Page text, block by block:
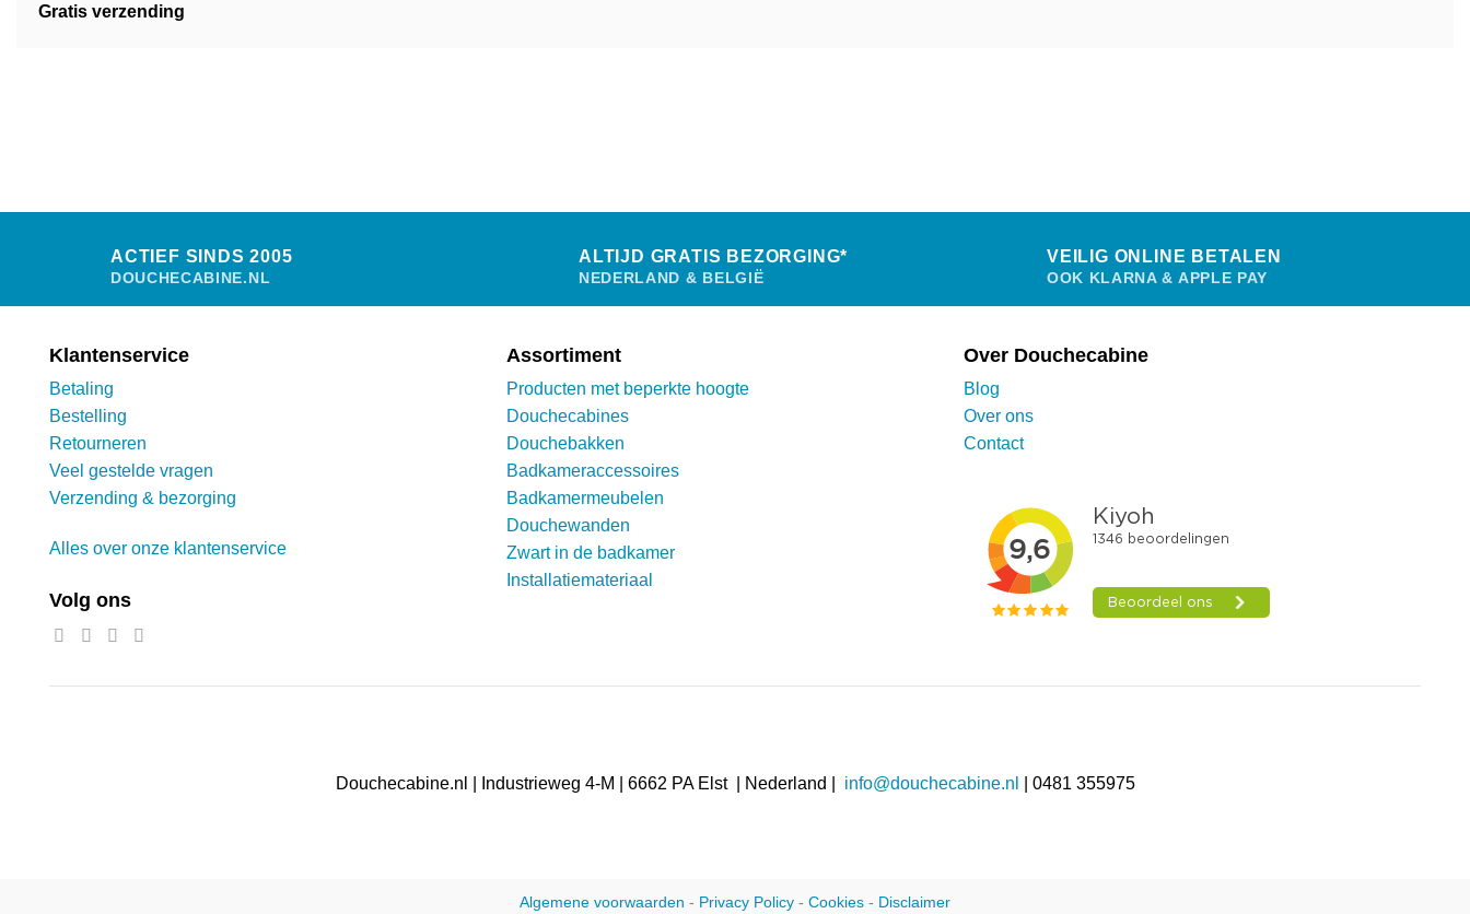
Gratis verzending
ACTIEF SINDS 2005
DOUCHECABINE.NL
ALTIJD GRATIS BEZORGING*
NEDERLAND & BELGIË
VEILIG ONLINE BETALEN
OOK KLARNA & APPLE PAY
Klantenservice
Betaling
Bestelling
Retourneren
Veel gestelde vragen
Verzending & bezorging
Alles over onze klantenservice
Volg ons
Assortiment
Producten met beperkte hoogte
Douchecabines
Douchebakken
Badkameraccessoires
Badkamermeubelen
Douchewanden
Zwart in de badkamer
Installatiemateriaal
Over Douchecabine
Blog
Over ons
Contact
Douchecabine.nl | Industrieweg 4-M | 6662 PA Elst | Nederland | info@douchecabine.nl | 0481 355975
Algemene voorwaarden - Privacy Policy - Cookies - Disclaimer